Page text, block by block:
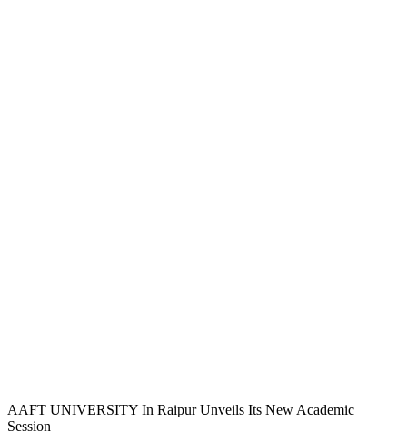
AAFT UNIVERSITY In Raipur Unveils Its New Academic
Session